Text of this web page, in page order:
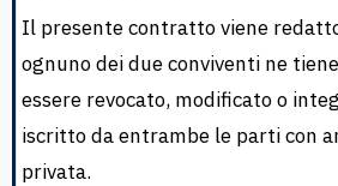
Il presente contratto viene
ognuno dei due conviventi ne
essere revocato, modificato o
iscritto da entrambe le parti con
privata.